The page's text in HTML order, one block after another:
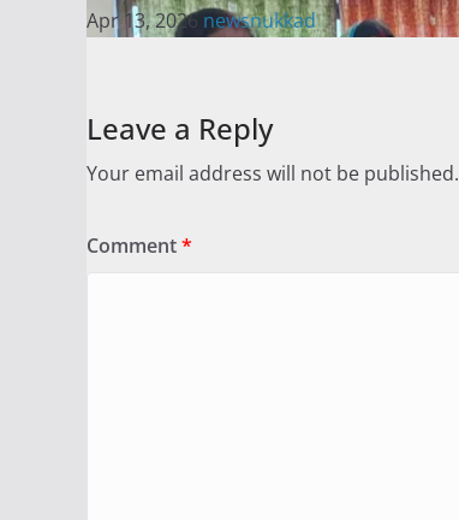
Apr 13, 2026newsnukkad
Leave a Reply
Your email address will not be published.
Comment*